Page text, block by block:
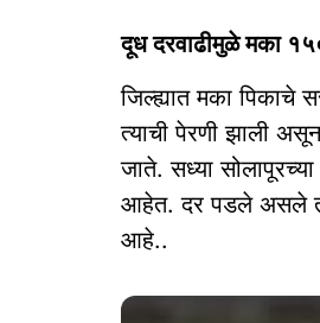
दूध दरवाढीमुळे मका
जिल्ह्यात मका पिकाचे
त्याची पेरणी झाली
जाते. सध्या
आहेत. दर पडले असले
आहे..